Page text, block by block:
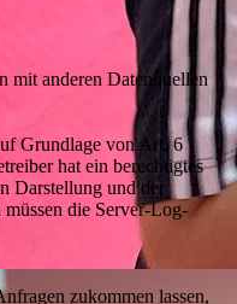
mit anderen Datenquellen
Grundlage von Art. 6
hat ein berechtigtes
Darstellung und der
die Server-Log-
zukommen lassen,